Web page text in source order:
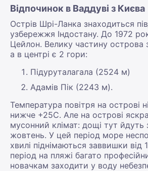
Відпочинок в Ваддуві з Києва
Острів Шрі-Ланка знаходиться
узбережжя Індостану. До 1972
Цейлон. Велику частину острова
а в центрі є 2 гори:
Підуруталагала (2524 м)
Адамів Пік (2243 м).
Температура повітря на острові
нижче +25С. Але на острові
мусонний клімат: дощі тут йдуть
жовтень. У цей період море
хвилі піднімаються заввишки від
період на пляжі багато
новачкам заходити у воду